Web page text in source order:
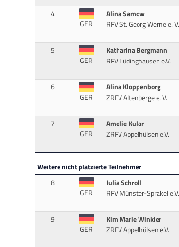
4
GER
Alina Samow
RFV St. Georg Werne e. V.
5
GER
Katharina Bergmann
RFV Lüdinghausen e.V.
6
GER
Alina Kloppenborg
ZRFV Altenberge e. V.
7
GER
Amelie Kular
ZRFV Appelhülsen e.V.
Weitere nicht platzierte Teilnehmer
8
GER
Julia Schroll
RFV Münster-Sprakel e.V.
9
GER
Kim Marie Winkler
ZRFV Appelhülsen e.V.